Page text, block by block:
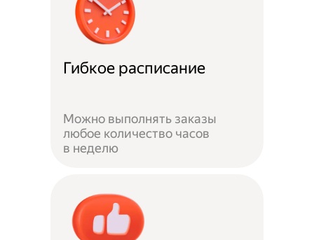
Гибкое расписание
Можно выполнять заказы
любое количество часов
в неделю